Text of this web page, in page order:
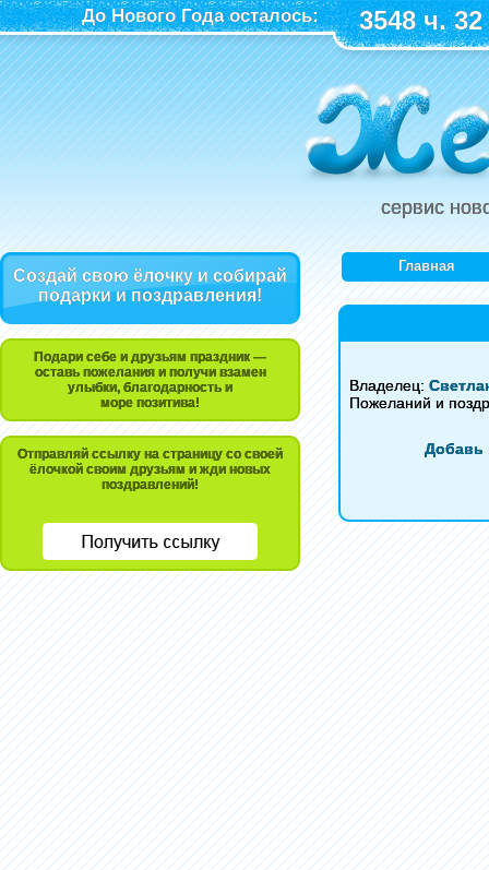
До Нового Года осталось: 3548 ч.
сервис
Создай свою ёлочку и собирай
подарки и поздравления!
Подари себе и друзьям праздник —
оставь пожелания и получи взамен
улыбки, благодарность и
море позитива!
Отправляй ссылку на страницу со своей
ёлочкой своим друзьям и жди новых
поздравлений!
Главная
Владелец:
Пожеланий и
Добавь